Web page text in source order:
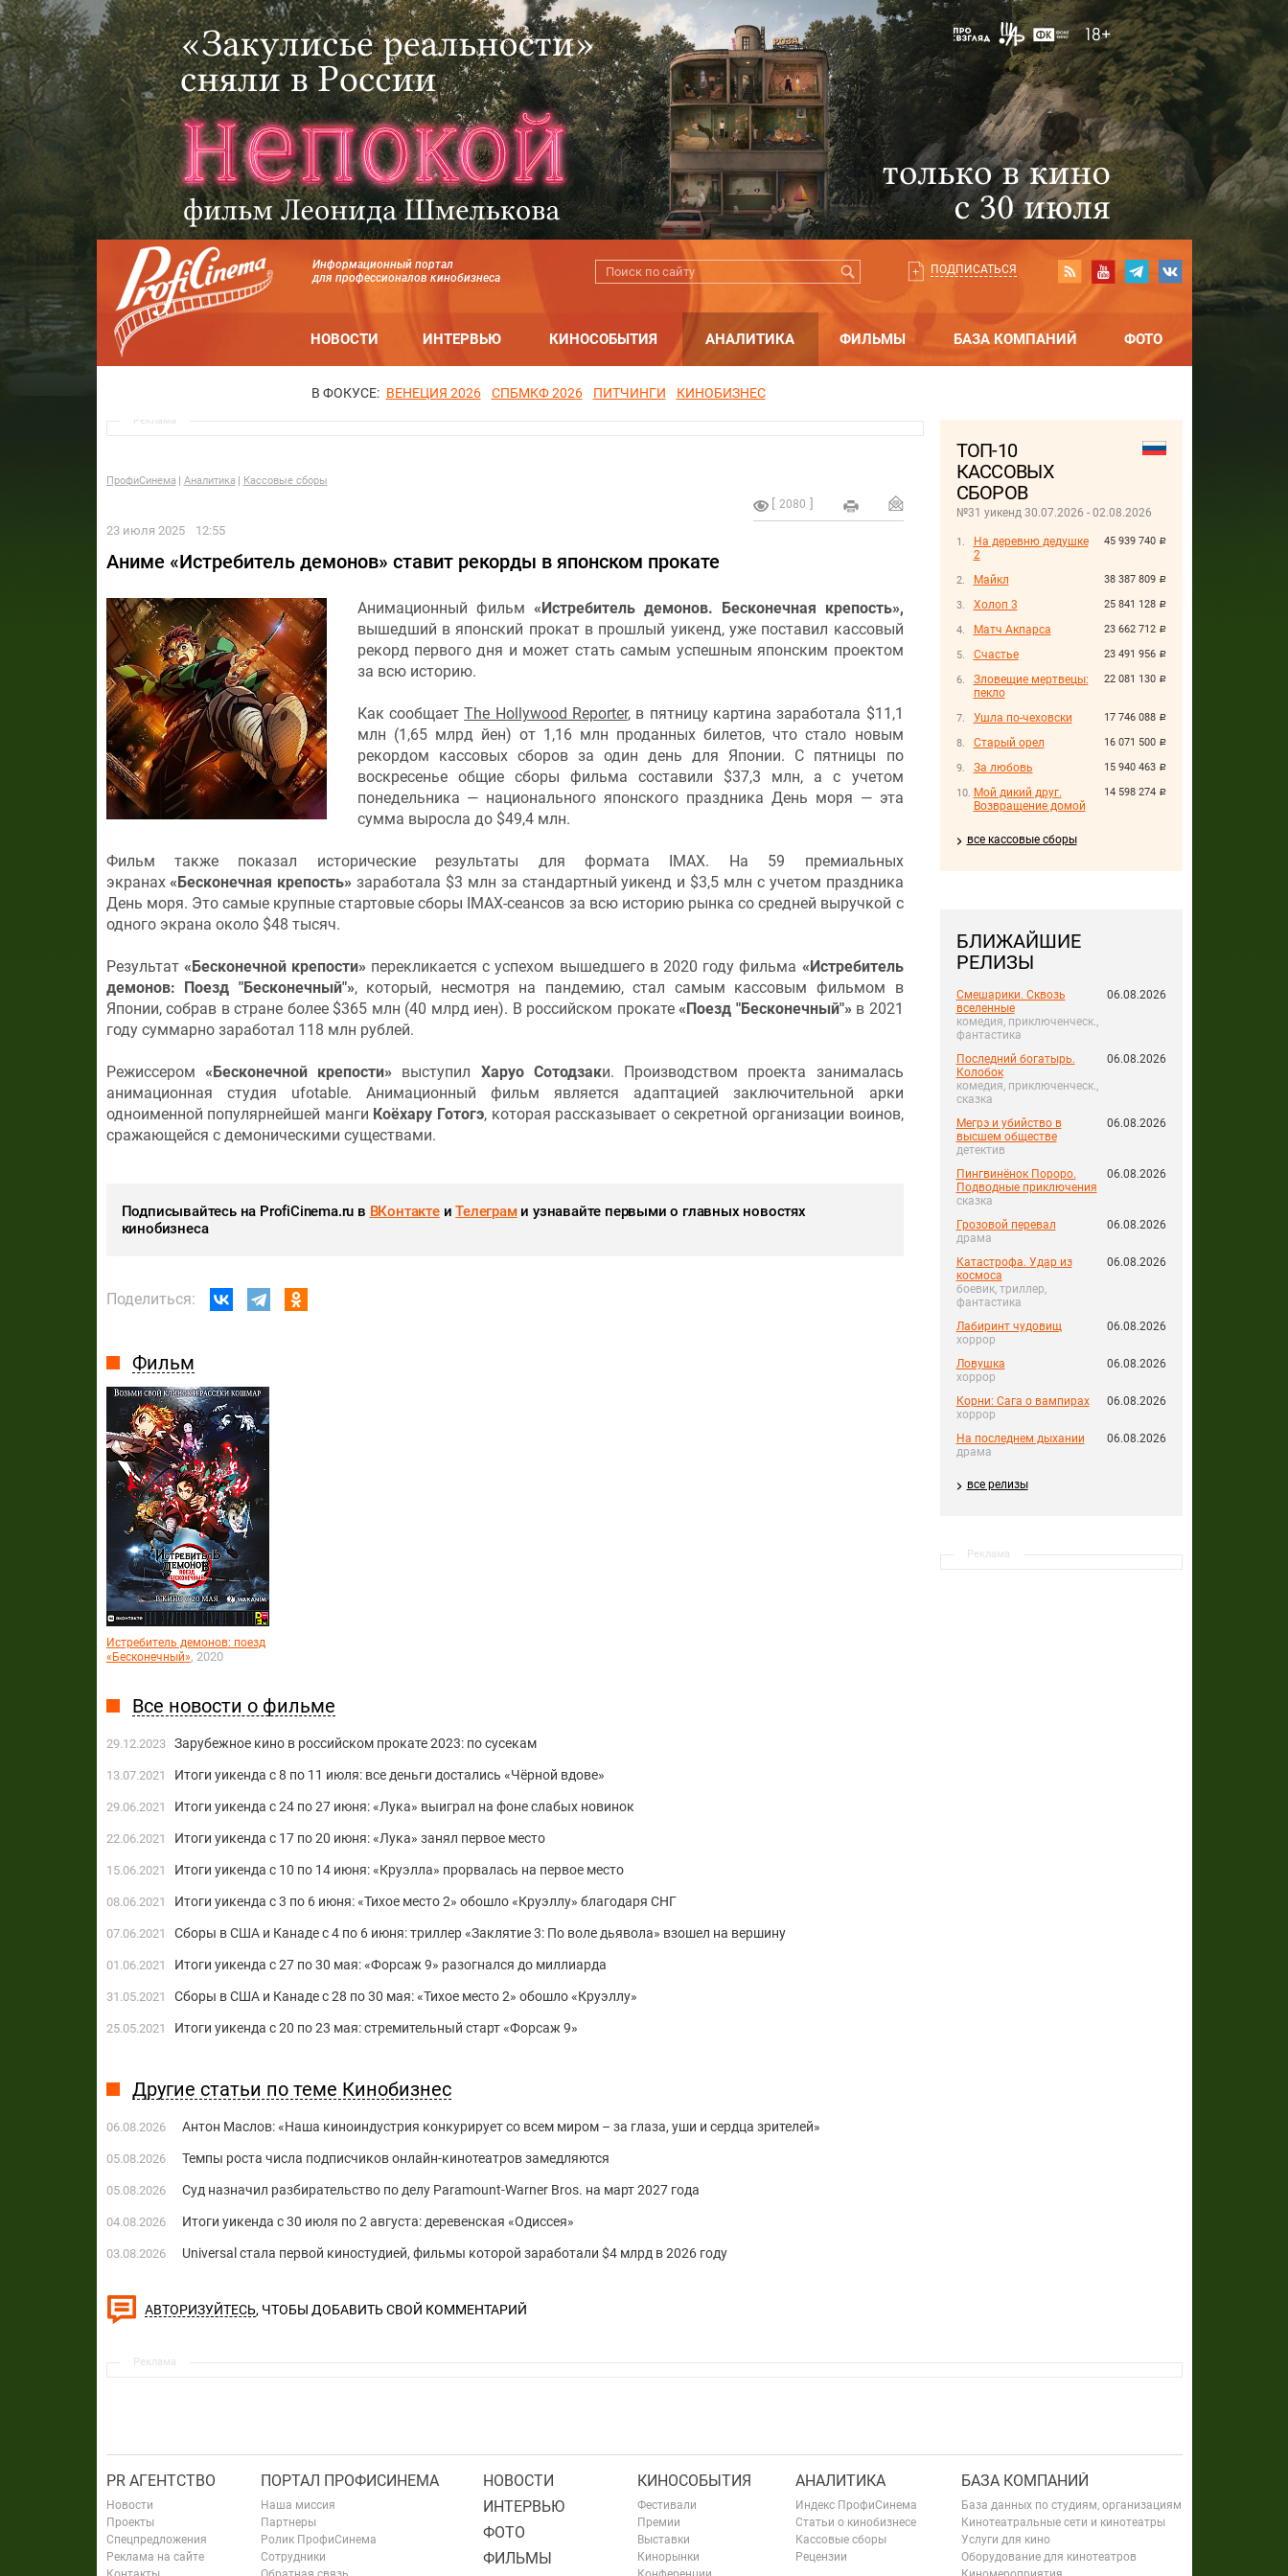
Информационный портал
для профессионалов кинобизнеса
ПОДПИСАТЬСЯ
НОВОСТИ ИНТЕРВЬЮ КИНОСОБЫТИЯ АНАЛИТИКА ФИЛЬМЫ БАЗА КОМПАНИЙ ФОТО
В ФОКУСЕ: ВЕНЕЦИЯ 2026 СПБМКФ 2026 ПИТЧИНГИ КИНОБИЗНЕС
ТОП-10
КАССОВЫХ
СБОРОВ
№31 уикенд 30.07.2026 - 02.08.2026
45 939 740 руб.
На деревню дедушке
2
38 387 809 руб.
Майкл
25 841 128 руб.
Холоп 3
23 662 712 руб.
Матч Акпарса
23 491 956 руб.
Счастье
22 081 130 руб.
Зловещие мертвецы:
пекло
17 746 088 руб.
Ушла по-чеховски
16 071 500 руб.
Старый орел
15 940 463 руб.
За любовь
14 598 274 руб.
Мой дикий друг.
Возвращение домой
все кассовые сборы
БЛИЖАЙШИЕ
РЕЛИЗЫ
Смешарики. Сквозь
вселенные
комедия, приключенческ.,
фантастика
06.08.2026
Последний богатырь.
Колобок
комедия, приключенческ.,
сказка
06.08.2026
Мегрэ и убийство в
высшем обществе
детектив
06.08.2026
Пингвинёнок Пороро.
Подводные приключения
сказка
06.08.2026
Грозовой перевал
драма
06.08.2026
Катастрофа. Удар из
космоса
боевик, триллер,
фантастика
06.08.2026
Лабиринт чудовищ
хоррор
06.08.2026
Ловушка
хоррор
06.08.2026
Корни: Сага о вампирах
хоррор
06.08.2026
На последнем дыхании
драма
06.08.2026
все релизы
Реклама
Реклама
ПрофиСинема Аналитика Кассовые сборы
2080
23 июля 2025 12:55
Аниме «Истребитель демонов» ставит рекорды в японском прокате
Анимационный фильм «Истребитель демонов. Бесконечная крепость»,
вышедший в японский прокат в прошлый уикенд, уже поставил кассовый
рекорд первого дня и может стать самым успешным японским проектом
за всю историю.
Как сообщаетThe Hollywood Reporter, в пятницу картина заработала $11,1
млн (1,65 млрд йен) от 1,16 млн проданных билетов, что стало новым
рекордом кассовых сборов за один день для Японии. С пятницы по
воскресенье общие сборы фильма составили $37,3 млн, а с учетом
понедельника — национального японского праздника День моря — эта
сумма выросла до $49,4 млн.
Фильм также показал исторические результаты для формата IMAX. На 59 премиальных
экранах«Бесконечная крепость» заработала $3 млн за стандартный уикенд и $3,5 млн с учетом праздника
День моря. Это самые крупные стартовые сборы IMAX-сеансов за всю историю рынка со средней выручкой с
одного экрана около $48 тысяч.
Результат«Бесконечной крепости» перекликается с успехом вышедшего в 2020 году фильма «Истребитель
демонов: Поезд "Бесконечный"», который, несмотря на пандемию, стал самым кассовым фильмом в
Японии, собрав в стране более $365 млн (40 млрд иен). В российском прокате «Поезд "Бесконечный"» в 2021
году суммарно заработал 118 млн рублей.
Режиссером «Бесконечной крепости» выступил Харуо Сотодзаки. Производством проекта занималась
анимационная студия ufotable. Анимационный фильм является адаптацией заключительной арки
одноименной популярнейшей манги Коёхару Готогэ, которая рассказывает о секретной организации воинов,
сражающейся с демоническими существами.
Подписывайтесь на ProfiCinema.ru в ВКонтактеиТелеграми узнавайте первыми о главных новостях
кинобизнеса
Поделиться:
Фильм
Истребитель демонов: поезд
«Бесконечный», 2020
Все новости о фильме
29.12.2023 Зарубежное кино в российском прокате 2023: по сусекам
13.07.2021 Итоги уикенда с 8 по 11 июля: все деньги достались «Чёрной вдове»
29.06.2021 Итоги уикенда с 24 по 27 июня: «Лука» выиграл на фоне слабых новинок
22.06.2021 Итоги уикенда с 17 по 20 июня: «Лука» занял первое место
15.06.2021 Итоги уикенда с 10 по 14 июня: «Круэлла» прорвалась на первое место
08.06.2021 Итоги уикенда с 3 по 6 июня: «Тихое место 2» обошло «Круэллу» благодаря СНГ
07.06.2021 Сборы в США и Канаде c 4 по 6 июня: триллер «Заклятие 3: По воле дьявола» взошел на вершину
01.06.2021 Итоги уикенда с 27 по 30 мая: «Форсаж 9» разогнался до миллиарда
31.05.2021 Сборы в США и Канаде c 28 по 30 мая: «Тихое место 2» обошло «Круэллу»
25.05.2021 Итоги уикенда с 20 по 23 мая: стремительный старт «Форсаж 9»
Другие статьи по теме Кинобизнес
06.08.2026 Антон Маслов: «Наша киноиндустрия конкурирует со всем миром – за глаза, уши и сердца зрителей»
05.08.2026 Темпы роста числа подписчиков онлайн-кинотеатров замедляются
05.08.2026 Суд назначил разбирательство по делу Paramount-Warner Bros. на март 2027 года
04.08.2026 Итоги уикенда с 30 июля по 2 августа: деревенская «Одиссея»
03.08.2026 Universal стала первой киностудией, фильмы которой заработали $4 млрд в 2026 году
АВТОРИЗУЙТЕСЬ, ЧТОБЫ ДОБАВИТЬ СВОЙ КОММЕНТАРИЙ
Реклама
PR АГЕНТСТВО
Новости
Проекты
Спецпредложения
Реклама на сайте
ПОРТАЛ ПРОФИСИНЕМА
Наша миссия
Партнеры
Ролик ПрофиСинема
Сотрудники
НОВОСТИ
ИНТЕРВЬЮ
ФОТО
ФИЛЬМЫ
КИНОСОБЫТИЯ
Фестивали
Премии
Выставки
Кинорынки
АНАЛИТИКА
Индекс ПрофиСинема
Статьи о кинобизнесе
Кассовые сборы
Рецензии
БАЗА КОМПАНИЙ
База данных по студиям, организациям
Кинотеатральные сети и кинотеатры
Услуги для кино
Оборудование для кинотеатров